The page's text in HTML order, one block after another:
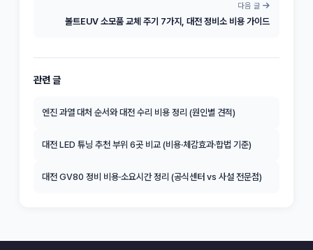
다음 글
볼트EUV 소모품 교체 주기 7가지, 대전 정비소 비용 가이드
관련 글
엔진 과열 대처 순서와 대전 수리 비용 정리 (원인별 견적)
대전 LED 튜닝 추천 부위 6곳 비교 (비용·체감효과·합법 기준)
대전 GV80 정비 비용·소요시간 정리 (공식센터 vs 사설 전문점)